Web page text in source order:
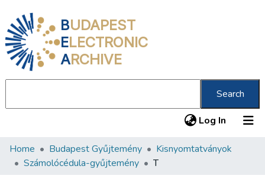
BUDAPEST
ELECTRONIC
ARCHIVE
Search
Log In (current)
Communities & Collections
Home Budapest Gyűjtemény
Kisnyomtatványok
Számolócédula-gyűjtemény
T